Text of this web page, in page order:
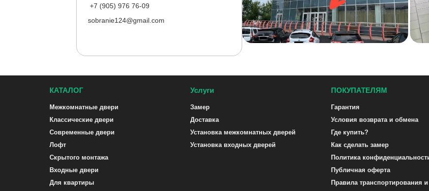
+7 (905) 976 76-09
sobranie124@gmail.com
КАТАЛОГ
Межкомнатные двери
Классические двери
Современные двери
Лофт
Скрытого монтажа
Входные двери
Для квартиры
Услуги
Замер
Доставка
Установка межкомнатных дверей
Установка входных дверей
ПОКУПАТЕЛЯМ
Гарантия
Условия возврата и обмена
Где купить?
Как сделать замер
Политика
Публичная оферта
Правила транспортирования